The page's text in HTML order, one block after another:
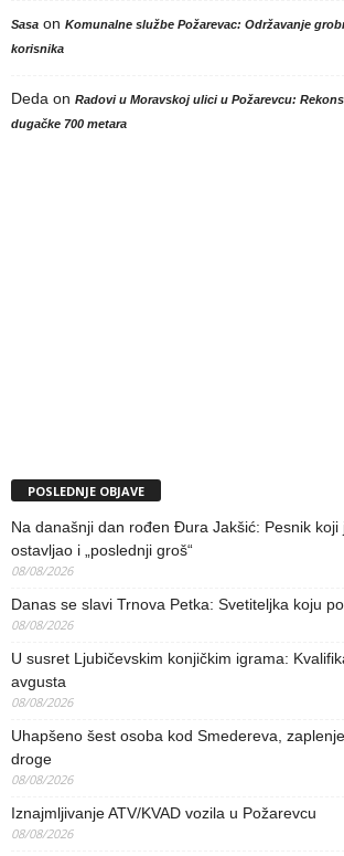
Sasa on Komunalne službe Požarevac: Održavanje
korisnika
Deda on Radovi u Moravskoj ulici u Požarevcu:
dugačke 700 metara
POSLEDNJE OBJAVE
Na današnji dan rođen Đura Jakšić: Pesnik koji
ostavljao i „poslednji groš“
08/08/2026
Danas se slavi Trnova Petka: Svetiteljka koju
08/08/2026
U susret Ljubičevskim konjičkim igrama:
avgusta
08/08/2026
Uhapšeno šest osoba kod Smedereva,
droge
08/08/2026
Iznajmljivanje ATV/KVAD vozila u Požarevcu
08/08/2026